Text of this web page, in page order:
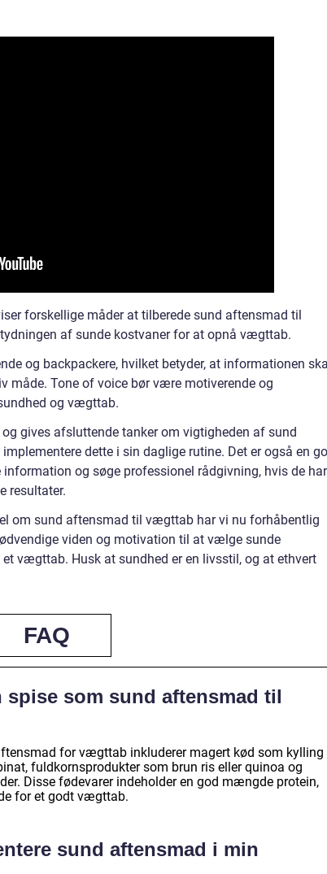
forskellige måder at tilberede sund aftensmad til
af sunde kostvaner for at opnå vægttab.
og backpackere, hvilket betyder, at informationen skal
måde. Tone of voice bør være motiverende og
og vægttab.
gives afsluttende tanker om vigtigheden af sund
dette i sin daglige rutine. Det er også en
og søge professionel rådgivning, hvis de har
resultater.
om sund aftensmad til vægttab har vi nu forhåbentlig
viden og motivation til at vælge sunde
vægttab. Husk at sundhed er en livsstil, og at ethvert
FAQ
spise som sund aftensmad til
for vægttab inkluderer magert kød som kylling
fuldkornsprodukter som brun ris eller quinoa og
Disse fødevarer indeholder en god mængde protein,
for et godt vægttab.
sund aftensmad i min